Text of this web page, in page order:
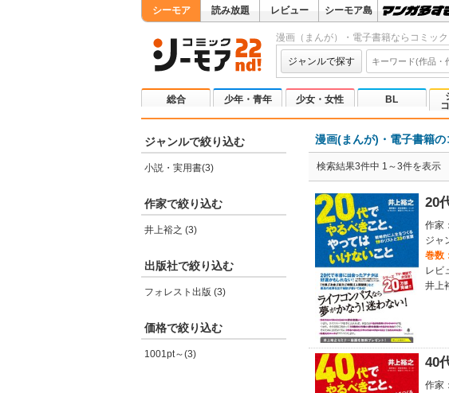
シーモア 読み放題 レビュー シーモア島
漫画（まんが）・電子書籍ならコミック
ジャンルで探す
総合 少年・青年 少女・女性 BL
ジャンルで絞り込む
小説・実用書(3)
作家で絞り込む
井上裕之 (3)
出版社で絞り込む
フォレスト出版 (3)
価格で絞り込む
1001pt～(3)
漫画(まんが)・電子書籍
検索結果3件中 1～3件を表示
20
作家
ジャ
巻数
レビ
井上
40
作家